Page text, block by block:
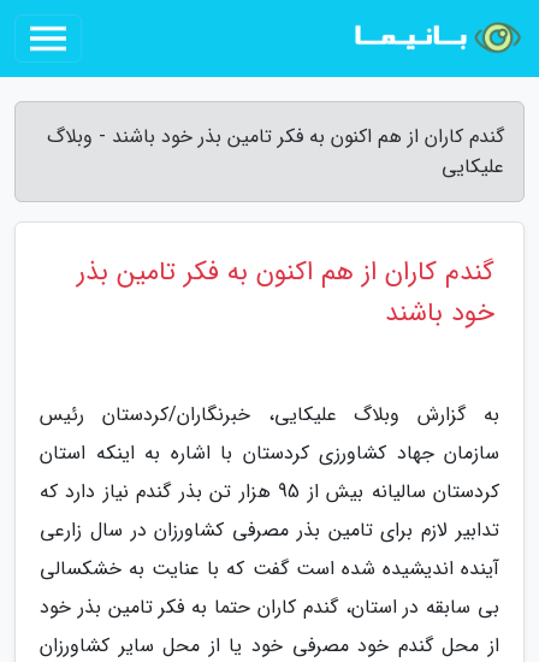
گندم کاران از هم اکنون به فکر تامین بذر خود باشند - وبلاگ
علیکایی
گندم کاران از هم اکنون به فکر تامین بذر
خود باشند
به گزارش وبلاگ علیکایی، خبرنگاران/کردستان رئیس
سازمان جهاد کشاورزی کردستان با اشاره به اینکه استان
کردستان سالیانه بیش از 95 هزار تن بذر گندم نیاز دارد که
تدابیر لازم برای تامین بذر مصرفی کشاورزان در سال زارعی
آینده اندیشیده شده است گفت که با عنایت به خشکسالی
بی سابقه در استان، گندم کاران حتما به فکر تامین بذر خود
از محل گندم خود مصرفی خود یا از محل سایر کشاورزان